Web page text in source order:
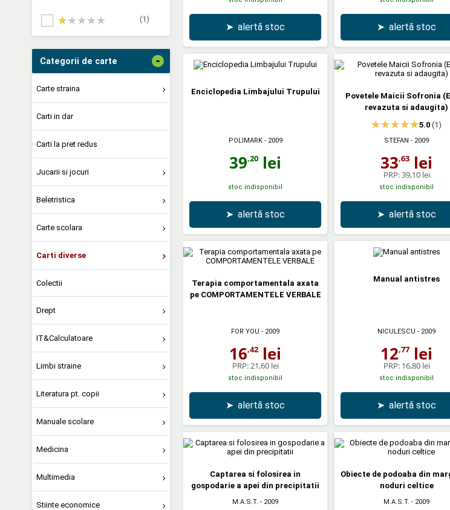
(1)
Categorii de carte -
Carte straina
Carti in dar
Carti la pret redus
Jucarii si jocuri
Beletristica
Carte scolara
Carti diverse
Colectii
Drept
IT&Calculatoare
Limbi straine
Literatura pt. copii
Manuale scolare
Medicina
Multimedia
Stiinte economice
➤ alertă stoc ➤ alertă stoc
Enciclopedia Limbajului Trupului
POLIMARK- 2009
39,20 lei
stoc indisponibil
➤ alertă stoc
Povetele Maicii Sofronia
revazuta si adaugita)
5.0(1)
STEFAN - 2009
33,63 lei
PRP:39,10 lei
stoc indisponibil
➤ alertă stoc
Terapia comportamentala axata
pe COMPORTAMENTELE VERBALE
FOR YOU - 2009
16,42 lei
PRP:21,60 lei
stoc indisponibil
➤ alertă stoc
Manual antistres
NICULESCU - 2009
12,77 lei
PRP: 16,80 lei
stoc indisponibil
➤ alertă stoc
Captarea si folosirea in
gospodarie a apei din precipitatii
M.A.S.T. - 2009
Obiecte de podoaba din
noduri celtice
M.A.S.T. - 2009